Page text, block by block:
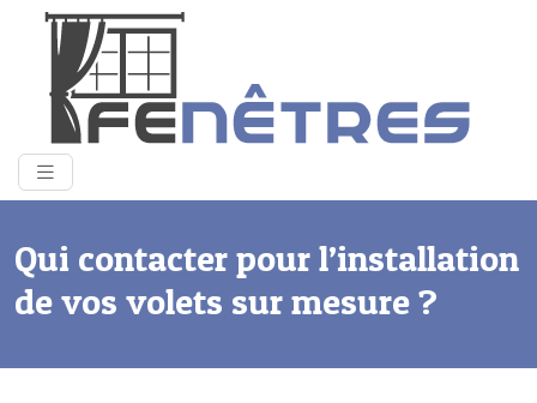
Qui contacter pour l’installation
de vos volets sur mesure ?